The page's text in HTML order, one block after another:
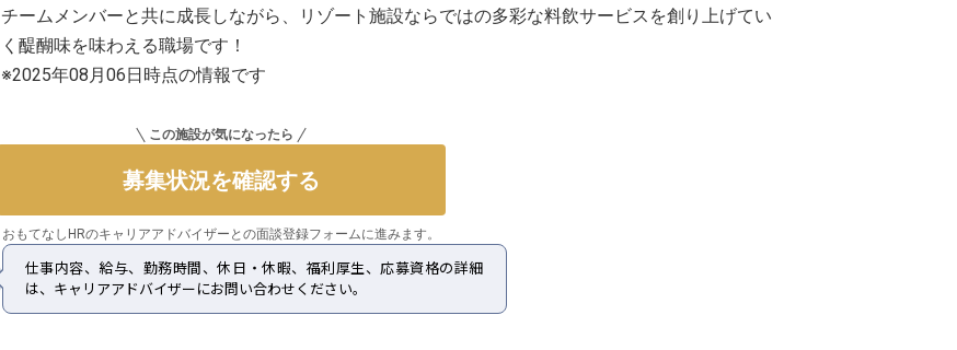
チームメンバーと共に成長しながら、リゾート施設ならではの多彩な料飲サービスを創り上げてい
く醍醐味を味わえる職場です！
※2025年08月06日時点の情報です
この施設が気になったら
募集状況を確認する
おもてなしHRのキャリアアドバイザーとの面談登録フォームに進みます。
仕事内容、給与、勤務時間、休日・休暇、福利厚生、応募資格の詳細
は、キャリアアドバイザーにお問い合わせください。